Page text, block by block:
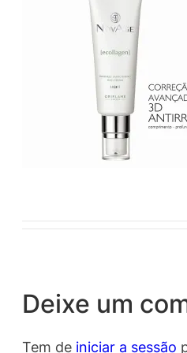
Deixe um
Tem de iniciar a sessão